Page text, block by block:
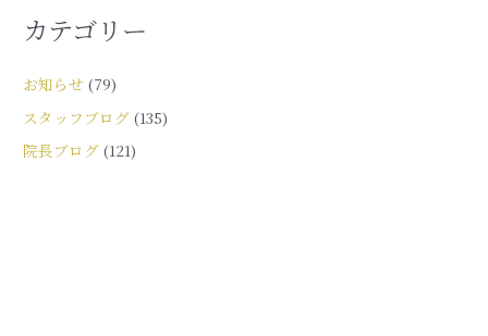
カテゴリー
お知らせ (79)
スタッフブログ (135)
院長ブログ (121)